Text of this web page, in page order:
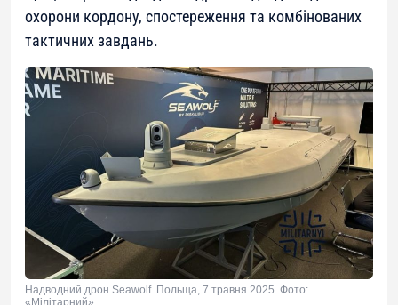
охорони кордону, спостереження та комбінованих
тактичних завдань.
Надводний дрон Seawolf. Польща, 7 травня 2025. Фото:
«Мілітарний»